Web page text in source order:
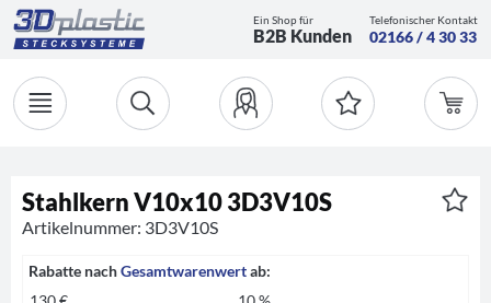
Ein Shop für
B2B Kunden
Telefonischer Kontakt
02166 / 4 30 33
Stahlkern V10x10 3D3V10S
Artikelnummer: 3D3V10S
Rabatte nachGesamtwarenwertab: